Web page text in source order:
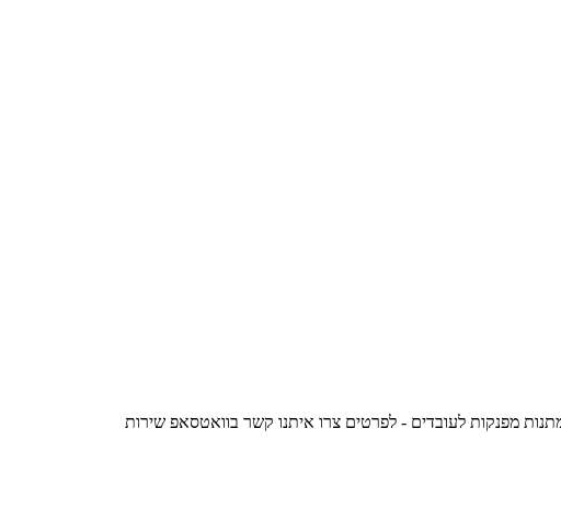
- לפרטים צרו איתנו קשר בוואטסאפ שירות